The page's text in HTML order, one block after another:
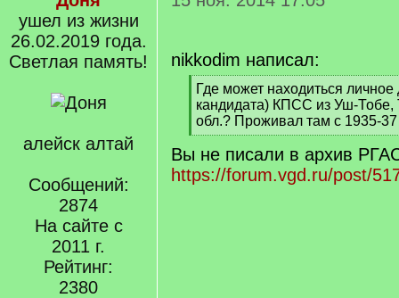
ушел из жизни
26.02.2019 года.
Светлая память!
алейск алтай
Сообщений:
2874
На сайте с
2011 г.
Рейтинг:
2380
nikkodim написал:
[
q
]
Где может находиться
кандидата) КПСС из Уш-Тобе,
обл.? Проживал там с 1935-37
[
q
]
Вы не писали в архив
https://forum.vgd.ru/post/